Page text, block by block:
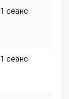
1 сеанс
1 сеанс